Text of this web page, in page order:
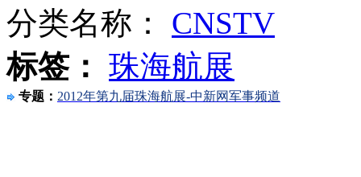
女子丢垃圾被拒 往环卫工脸上抹粪
山西运城恶犬咬伤多人 警民合力深夜将其击毙
分类名称： CNSTV
标签： 珠海航展
专题： 2012年第九届珠海航展-中新网军事频道